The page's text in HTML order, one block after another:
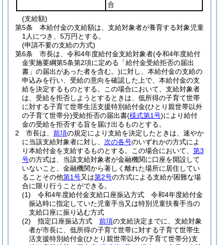
合
(支給額)
第5条
本給付金の支給額は、支給対象者が養育する対象児童
1人につき、5万円とする。
(申請不要の支給の方式)
第6条
市長は、令和4年度給付金支給対象者(令和4年度給付
金実施要綱第5条第2項に定める「給付金受給拒否の届出
書」の届出があった者を含む。)に対し、本給付金の支給の
申込みを行い、受給の意向を確認した上で、本給付金の支
給を決定するものとする。
この場合において、支給対象者
は、受給を拒否しようとするときは、低所得の子育て世帯
に対する子育て世帯生活支援特別給付金(ひとり親世帯以外
の子育て世帯分)受給拒否の届出書(様式第1号)により給付
金の受給を拒否する旨を届け出るものとする。
2
市長は、 前項の規定により支給を決定したときは、速やか
に当該支給対象者に対し、 次の各号のいずれかの方式によ
り本給付金を支給するものとする。
この場合において、 第3
号の方式は、当該支給対象者が金融機関に口座を開設して
いないこと、金融機関から著しく離れた場所に居住してい
ることその他第1号又は第2号の方式による支給が困難な場
合に限り行うことができる。
(1)
令和4年度給付金支給口座振込方式 令和4年度給付金
振込時に指定していた児童手当又は特別児童扶養手当の
支給口座に振り込む方式
(2)
指定口座振込方式 前項の支給決定までに、支給対象
者が市長に、低所得の子育て世帯に対する子育て世帯生
活支援特別給付金(ひとり親世帯以外の子育て世帯分)支